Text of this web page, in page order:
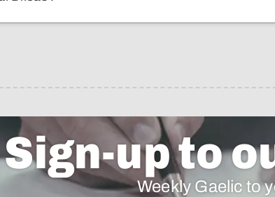
Sign-up to
Weekly Gaelic to